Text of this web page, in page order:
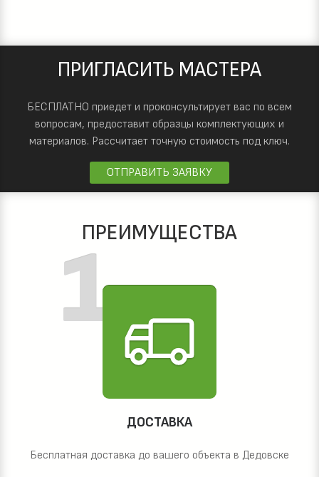
ПРИГЛАСИТЬ МАСТЕРА
БЕСПЛАТНО приедет и проконсультирует вас по всем
вопросам, предоставит образцы комплектующих и
материалов. Рассчитает точную стоимость под ключ.
ОТПРАВИТЬ ЗАЯВКУ
ПРЕИМУЩЕСТВА
ДОСТАВКА
Бесплатная доставка до вашего объекта в Дедовске